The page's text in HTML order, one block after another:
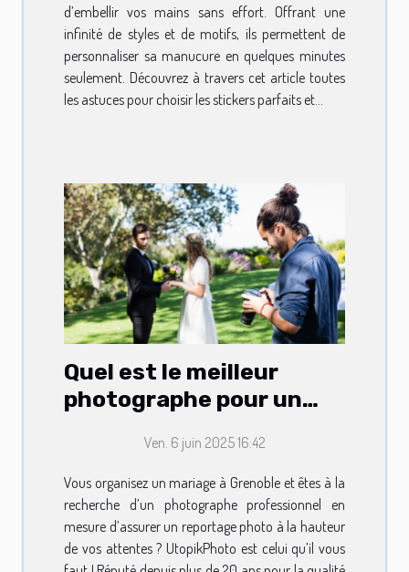
d’embellir vos mains sans effort. Offrant une
infinité de styles et de motifs, ils permettent de
personnaliser sa manucure en quelques minutes
seulement. Découvrez à travers cet article toutes
les astuces pour choisir les stickers parfaits et...
Quel est le meilleur
photographe pour un
Ven. 6 juin 2025 16:42
Vous organisez un mariage à Grenoble et êtes à la
recherche d’un photographe professionnel en
mesure d’assurer un reportage photo à la hauteur
de vos attentes ? UtopikPhoto est celui qu’il vous